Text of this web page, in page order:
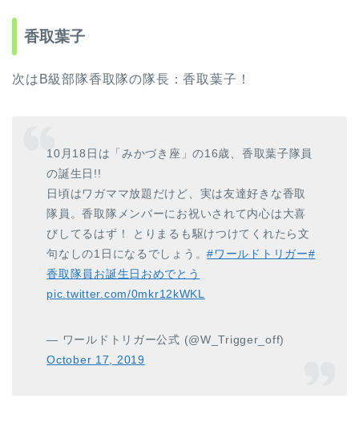
香取葉子
次はB級部隊香取隊の隊長：香取葉子！
10月18日は「みかづき座」の16歳、香取葉子隊員
の誕生日!!
日頃はワガママ放題だけど、実は友達好きな香取
隊員。香取隊メンバーにお祝いされて内心は大喜
びしてるはず！ とりまるも駆けつけてくれたら文
句なしの1日になるでしょう。#ワールドトリガー#
香取隊員お誕生日おめでとう
pic.twitter.com/0mkr12kWKL
— ワールドトリガー公式 (@W_Trigger_off)
October 17, 2019